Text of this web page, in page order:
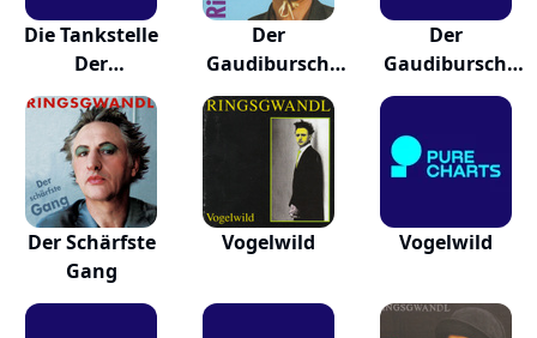
Die Tankstelle
Der
Verdammten
Der
Gaudibursch
Vom
Hindukusch
Der
Gaudibursch
Vom
Der Schärfste
Gang
Vogelwild Vogelwild